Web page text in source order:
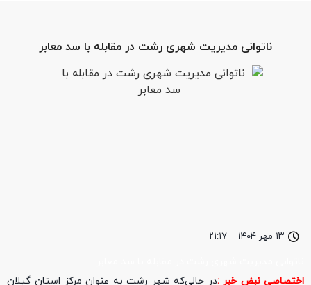
۱۳ مهر ۱۴۰۴ - ۲۱:۱۷
ناتوانی مدیریت شهری رشت در مقابله با سد معابر
اختصاصی نبض خبر :در حالی‌که شهر رشت به عنوان مرکز استان گیلان